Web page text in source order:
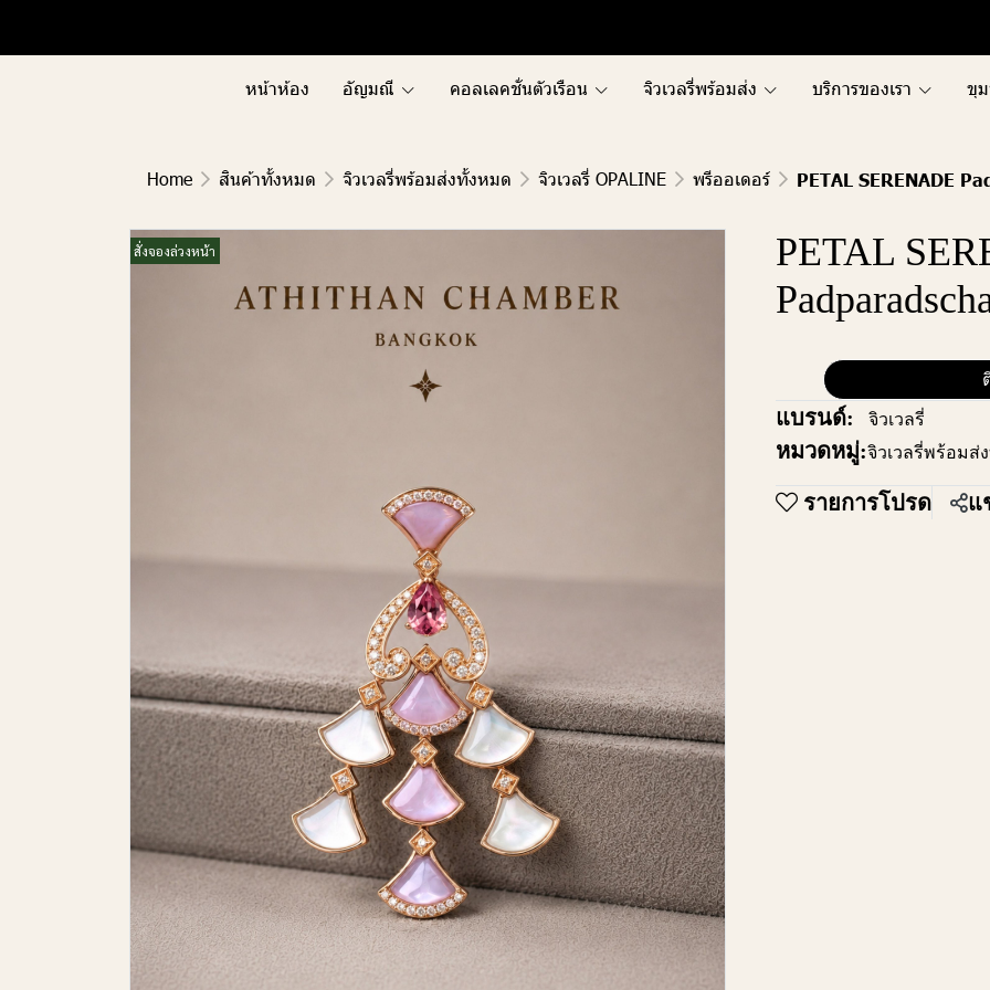
หน้าห้อง อัญมณี คอลเลคชั่นตัวเรือน จิวเวลรี่พร้อมส่ง บริการของเรา ขุ
Home สินค้าทั้งหมด จิวเวลรี่พร้อมส่งทั้งหมด จิวเวลรี่ OPALINE พรีออเดอร์ PETAL SERENADE
สั่งจองล่วงหน้า
PETAL
แบรนด์: จิวเวลรี่
หมวดหมู่:จิวเวลรี่พร้อมส่
รายการโปรด แ